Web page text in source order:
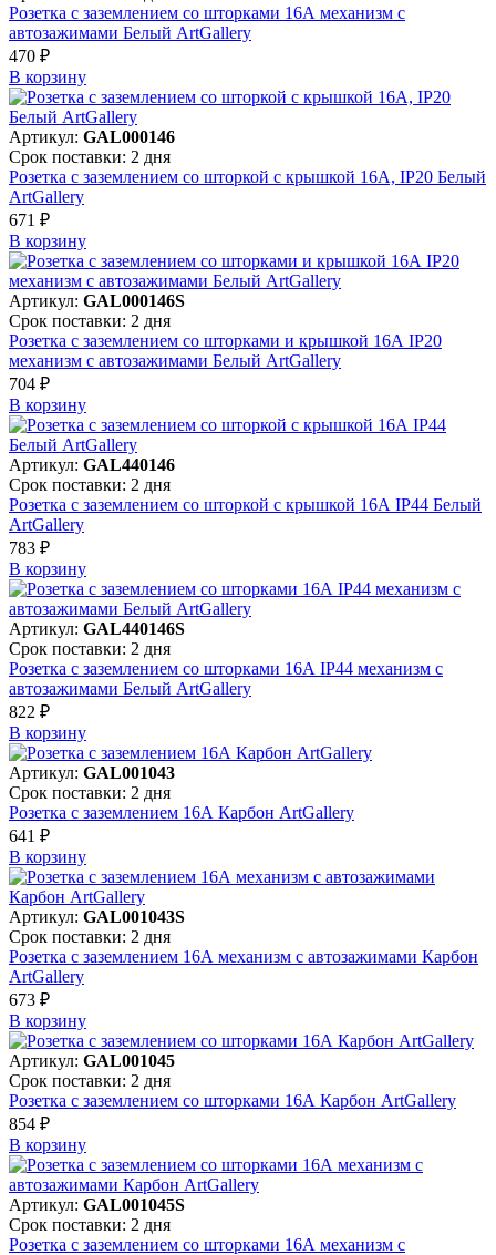
Розетка с заземлением со шторками 16А механизм с
автозажимами Белый ArtGallery
470 ₽
В корзинy
Артикул: GAL000146
Срок поставки: 2 дня
Розетка с заземлением со шторкой с крышкой 16А, IP20 Белый
ArtGallery
671 ₽
В корзинy
Артикул: GAL000146S
Срок поставки: 2 дня
Розетка с заземлением со шторками и крышкой 16А IP20
механизм с автозажимами Белый ArtGallery
704 ₽
В корзинy
Артикул: GAL440146
Срок поставки: 2 дня
Розетка с заземлением со шторкой с крышкой 16А IP44 Белый
ArtGallery
783 ₽
В корзинy
Артикул: GAL440146S
Срок поставки: 2 дня
Розетка с заземлением со шторками 16А IP44 механизм с
автозажимами Белый ArtGallery
822 ₽
В корзинy
Артикул: GAL001043
Срок поставки: 2 дня
Розетка с заземлением 16А Карбон ArtGallery
641 ₽
В корзинy
Артикул: GAL001043S
Срок поставки: 2 дня
Розетка с заземлением 16А механизм с автозажимами Карбон
ArtGallery
673 ₽
В корзинy
Артикул: GAL001045
Срок поставки: 2 дня
Розетка с заземлением со шторками 16А Карбон ArtGallery
854 ₽
В корзинy
Артикул: GAL001045S
Срок поставки: 2 дня
Розетка с заземлением со шторками 16А механизм с